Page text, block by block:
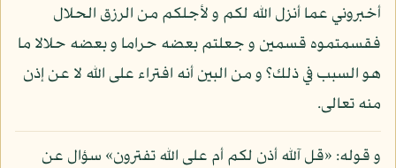
أخبروني عما أنزل الله لكم و لأجلكم من الرزق الحلال
فقسمتموه قسمين و جعلتم بعضه حراما و بعضه حلالا ما
هو السبب في ذلك؟ و من البين أنه افتراء على الله لا عن إذن
منه تعالى.
و قوله: «قل آلله أذن لكم أم على الله تفترون» سؤال عن